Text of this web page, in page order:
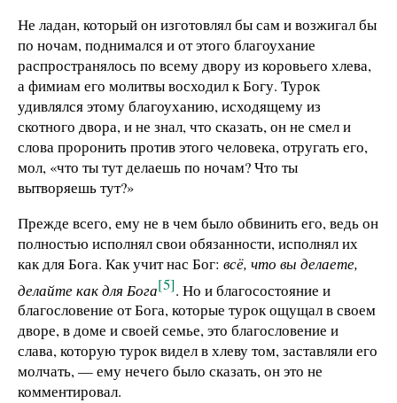
Не ладан, который он изготовлял бы сам и возжигал бы
по ночам, поднимался и от этого благоухание
распространялось по всему двору из коровьего хлева,
а фимиам его молитвы восходил к Богу. Турок
удивлялся этому благоуханию, исходящему из
скотного двора, и не знал, что сказать, он не смел и
слова проронить против этого человека, отругать его,
мол, «что ты тут делаешь по ночам? Что ты
вытворяешь тут?»
Прежде всего, ему не в чем было обвинить его, ведь он
полностью исполнял свои обязанности, исполнял их
как для Бога. Как учит нас Бог: всё, что вы делаете,
делайте как для Бога[5]. Но и благосостояние и
благословение от Бога, которые турок ощущал в своем
дворе, в доме и своей семье, это благословение и
слава, которую турок видел в хлеву том, заставляли его
молчать, — ему нечего было сказать, он это не
комментировал.